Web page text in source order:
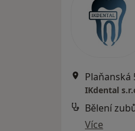
Plaňanská
IKdental
Bělení
Více